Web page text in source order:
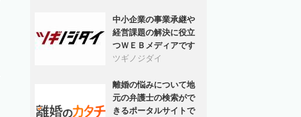
中小企業の事業承継や
経営課題の解決に役立
つＷＥＢメディアです
ツギノジダイ
離婚の悩みについて地
元の弁護士の検索がで
きるポータルサイトで